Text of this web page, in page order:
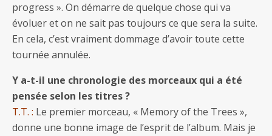
progress ». On démarre de quelque chose qui va
évoluer et on ne sait pas toujours ce que sera la suite.
En cela, c’est vraiment dommage d’avoir toute cette
tournée annulée.
Y a-t-il une chronologie des morceaux qui a été
pensée selon les titres ?
T.T. : Le premier morceau, « Memory of the Trees »,
donne une bonne image de l’esprit de l’album. Mais je